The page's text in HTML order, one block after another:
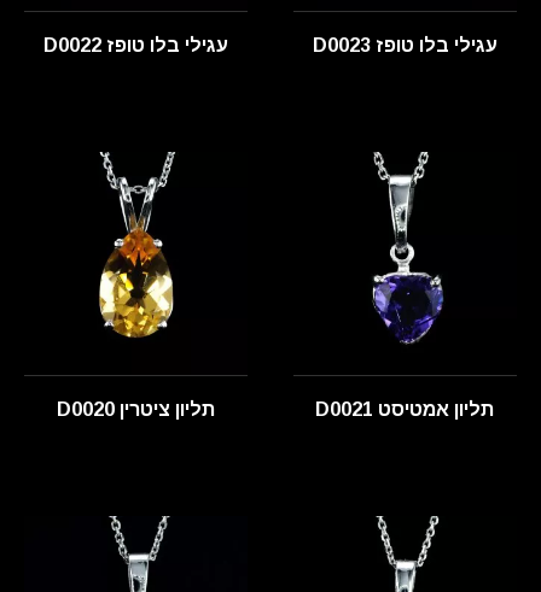
עגילי בלו טופז D0023 עגילי בלו טופז D0022
תליון אמטיסט D0021 תליון ציטרין D0020